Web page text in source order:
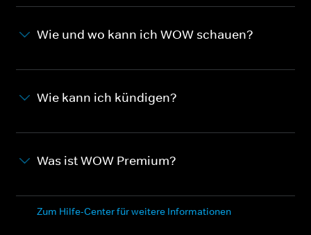
Wie und wo kann ich WOW schauen?
Wie kann ich kündigen?
Was ist WOW Premium?
Zum Hilfe-Center für weitere Informationen